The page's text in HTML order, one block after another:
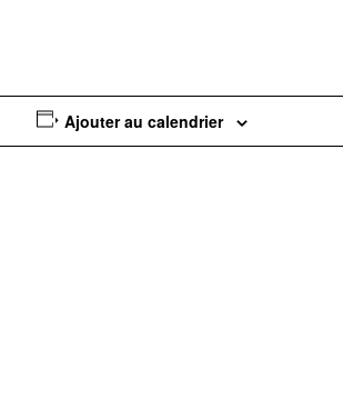
Ajouter au calendrier